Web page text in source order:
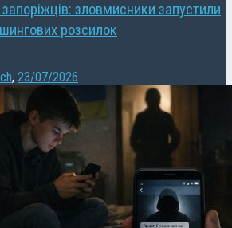
зловмисники запустили
розсилок
, 23/07/2026